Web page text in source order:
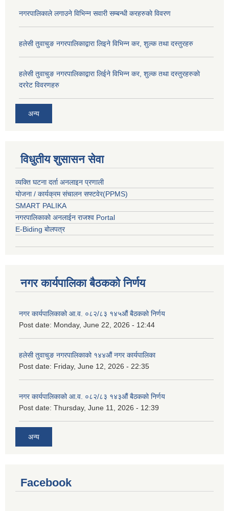
नगरपालिकाले लगाउने विभिन्न सवारी सम्बन्धी करहरुकाे विवरण
हलेसी तुवाचुङ नगरपालिकाद्वारा लिइने विभिन्न कर, शुल्क तथा दस्तुरहरु
हलेसी तुवाचुङ नगरपालिकाद्वारा लिईने विभिन्न कर, शुल्क तथा दस्तुरहरुकाे
दररेट विवरणहरु
अन्य
विधुतीय शुसासन सेवा
व्यक्ति घटना दर्ता अनलाइन प्रणाली
योजना / कार्यक्रम संचालन सफ्टवेर(PPMS)
SMART PALIKA
नगरपालिकाको अनलाईन राजश्व Portal
E-Biding बोलपत्र
नगर कार्यपालिका बैठकको निर्णय
नगर कार्यपालिकाको आ.व. ०८२/८३ १४५औं बैठकको निर्णय
Post date: Monday, June 22, 2026 - 12:44
हलेसी तुवाचुङ नगरपालिकाको १४४औं नगर कार्यपालिका
Post date: Friday, June 12, 2026 - 22:35
नगर कार्यपालिकाको आ.व. ०८२/८३ १४३औं बैठकको निर्णय
Post date: Thursday, June 11, 2026 - 12:39
अन्य
Facebook